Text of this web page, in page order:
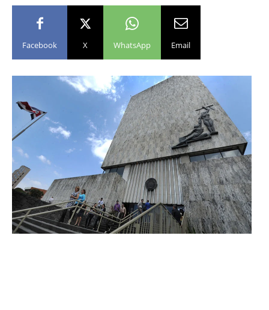
Facebook X WhatsApp Email